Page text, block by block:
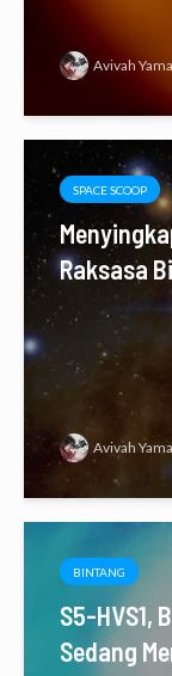
Avivah
SPACE SCOOP
Raksasa
Avivah
BINTANG
S5-HVS1,
Sedang